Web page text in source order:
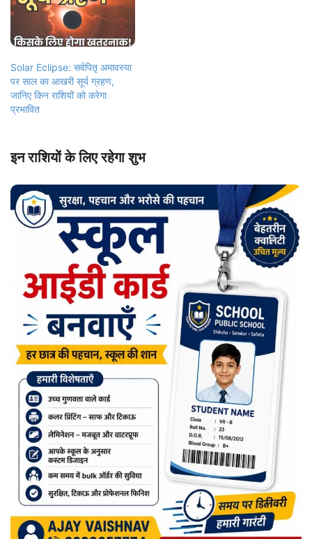
Solar Eclipse: सर्वपितृ अमावस्या
पर साल का आखरी सूर्य ग्रहण,
जानिए किन राशियों को करेगा
प्रभावित
इन राशियों के लिए रहेगा शुभ